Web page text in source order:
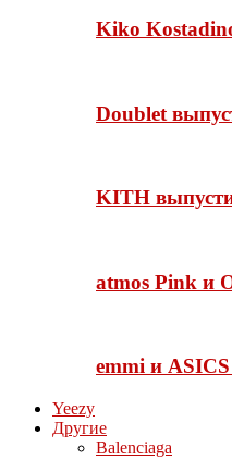
Kiko
Doublet
KITH
atmos Pink и
emmi и
Yeezy
Другие
Balenciaga